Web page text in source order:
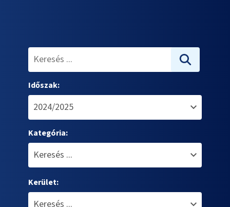
Időszak:
Kategória:
Kerület: